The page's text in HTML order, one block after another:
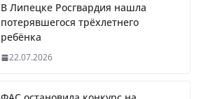
В Липецке Росгвардия нашла
потерявшегося трёхлетнего
ребёнка
22.07.2026